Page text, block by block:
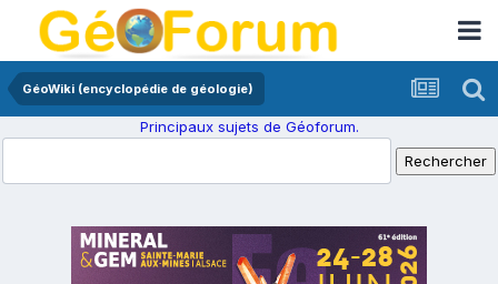
GéoWiki (encyclopédie de géologie)
Principaux sujets de Géoforum.